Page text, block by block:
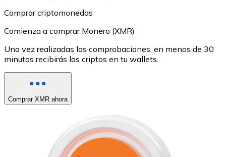
Comprar criptomonedas
Comienza a comprar Monero (XMR)
Una vez realizadas las comprobaciones, en menos de 30
minutos recibirás las criptos en tu wallets.
Comprar XMR ahora